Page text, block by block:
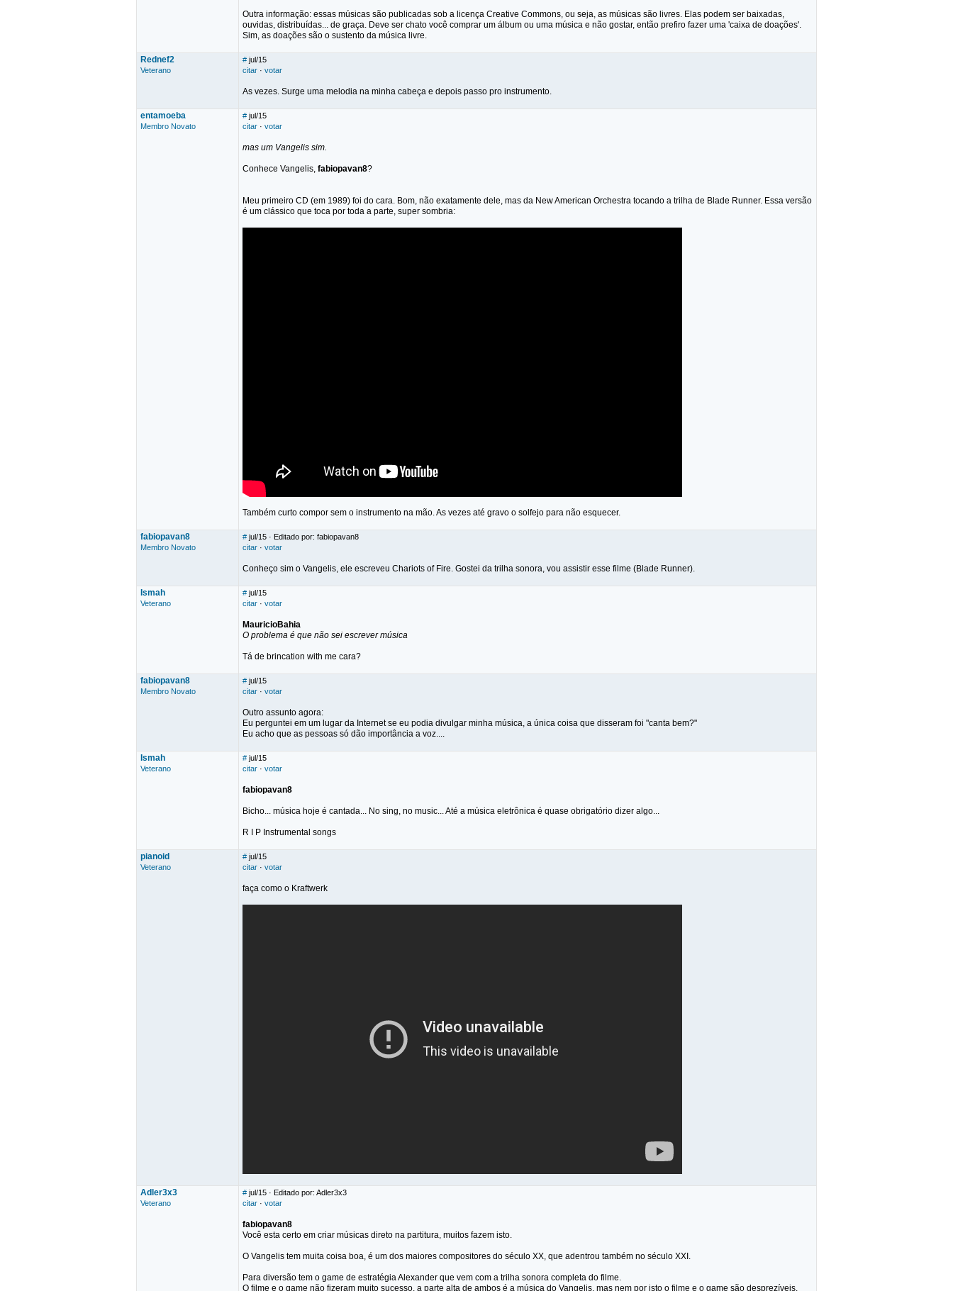
Outra informação: essas músicas são publicadas sob a licença Creative Commons, ou seja, as músicas são livres. Elas podem ser baixadas,
ouvidas, distribuídas... de graça. Deve ser chato você comprar um álbum ou uma música e não gostar, então prefiro fazer uma 'caixa de doações'.
Sim, as doações são o sustento da música livre.
Rednef2
Veterano
# jul/15
citar · votar
As vezes. Surge uma melodia na minha cabeça e depois passo pro instrumento.
entamoeba
Membro Novato
# jul/15
citar · votar
mas um Vangelis sim.
Conhece Vangelis, fabiopavan8?
Meu primeiro CD (em 1989) foi do cara. Bom, não exatamente dele, mas da New American Orchestra tocando a trilha de Blade Runner. Essa versão
é um clássico que toca por toda a parte, super sombria:
Também curto compor sem o instrumento na mão. As vezes até gravo o solfejo para não esquecer.
fabiopavan8
Membro Novato
# jul/15 · Editado por: fabiopavan8
citar · votar
Conheço sim o Vangelis, ele escreveu Chariots of Fire. Gostei da trilha sonora, vou assistir esse filme (Blade Runner).
Ismah
Veterano
# jul/15
citar · votar
MauricioBahia
O problema é que não sei escrever música
Tá de brincation with me cara?
fabiopavan8
Membro Novato
# jul/15
citar · votar
Outro assunto agora:
Eu perguntei em um lugar da Internet se eu podia divulgar minha música, a única coisa que disseram foi "canta bem?"
Eu acho que as pessoas só dão importância a voz....
Ismah
Veterano
# jul/15
citar · votar
fabiopavan8
Bicho... música hoje é cantada... No sing, no music... Até a música eletrônica é quase obrigatório dizer algo...
R I P Instrumental songs
pianoid
Veterano
# jul/15
citar · votar
faça como o Kraftwerk
Adler3x3
Veterano
# jul/15 · Editado por: Adler3x3
citar · votar
fabiopavan8
Você esta certo em criar músicas direto na partitura, muitos fazem isto.
O Vangelis tem muita coisa boa, é um dos maiores compositores do século XX, que adentrou também no século XXI.
Para diversão tem o game de estratégia Alexander que vem com a trilha sonora completa do filme.
O filme e o game não fizeram muito sucesso, a parte alta de ambos é a música do Vangelis, mas nem por isto o filme e o game são desprezíveis.